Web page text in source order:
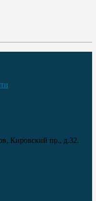
Кировский пр., д.32.